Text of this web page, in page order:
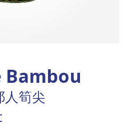
Bambou
人筍尖